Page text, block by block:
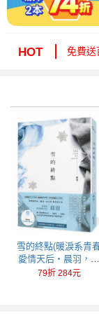
HOT
絕版
周年慶
雪的終點(暖淚系青
愛情天后‧晨羽，全
新加筆黑暗純愛系列
79折 284元